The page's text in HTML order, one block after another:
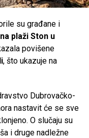
koncern. Njihov
za domaćinstvo i
taj segment.
Aufladung,
(prodaja, punjenje
baterije koristio
tokom polarnih
su građane i
plaži Ston u
povišene
, što ukazuje na
Dubrovačko-
nastavit će se sve
O slučaju su
i druge nadležne